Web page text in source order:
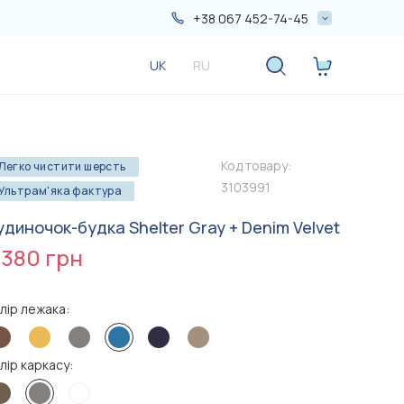
+38 067 452-74-45
+38 050 552-74-45
UK RU
чистити шерсть
фактура
Код товару:
3103991
будка Shelter Gray + Denim Velvet
грн
лежака:
каркасу: